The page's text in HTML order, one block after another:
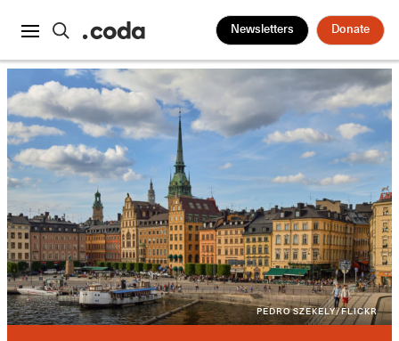
Newsletters Donate
PEDRO SZEKELY/FLICKR